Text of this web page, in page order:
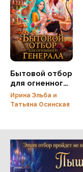
Бытовой отбор
для огненного
генерала
Ирина Эльба и
Татьяна Осинская
Реклама 16+ АО «ЛитГород»